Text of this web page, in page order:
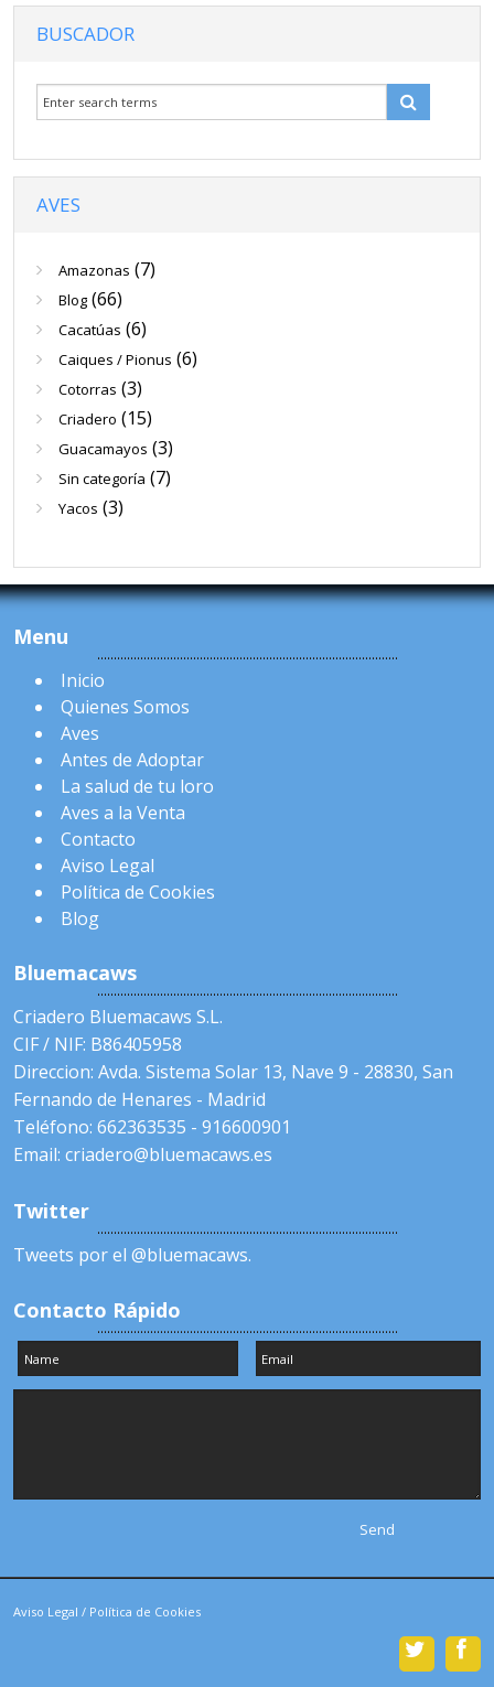
BUSCADOR
AVES
Amazonas (7)
Blog (66)
Cacatúas (6)
Caiques / Pionus (6)
Cotorras (3)
Criadero (15)
Guacamayos (3)
Sin categoría (7)
Yacos (3)
Menu
Inicio
Quienes Somos
Aves
Antes de Adoptar
La salud de tu loro
Aves a la Venta
Contacto
Aviso Legal
Política de Cookies
Blog
Bluemacaws
Criadero Bluemacaws S.L.
CIF / NIF: B86405958
Direccion: Avda. Sistema Solar 13, Nave 9 - 28830, San
Fernando de Henares - Madrid
Teléfono: 662363535 - 916600901
Email: criadero@bluemacaws.es
Twitter
Tweets por el @bluemacaws.
Contacto Rápido
Aviso Legal / Política de Cookies